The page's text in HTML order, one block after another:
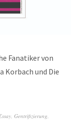
Fanatiker von
Korbach und Die
Gentrifizierung